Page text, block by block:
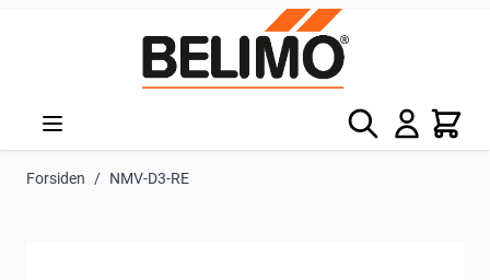
Søg Kurv
Forsiden / NMV-D3-RE